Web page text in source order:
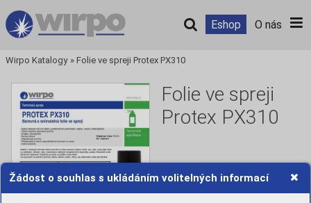
Žádost o souhlas s ukládáním volitelných informací
Eshop O nás
Wirpo Katalogy » Folie ve spreji Protex PX310
Folie ve spreji
Protex PX310
Číst